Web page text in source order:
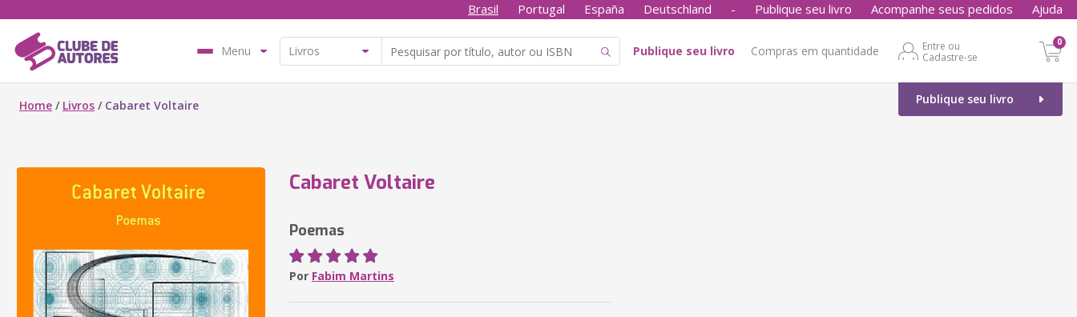
Brasil Portugal España Deutschland - Publique seu livro Acompanhe seus pedidos Ajuda
Menu Publique seu livro Compras em quantidade
Entre ou
Cadastre-se
0
Publique seu livro
Home / Livros / Cabaret Voltaire
Cabaret Voltaire
Poemas
Por Fabim Martins